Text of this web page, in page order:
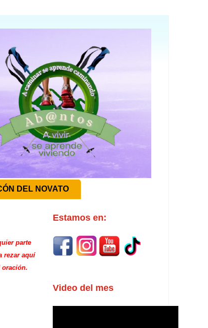
DEL NOVATO
parte
rezar aquí
oración.
Estamos en:
Video del mes